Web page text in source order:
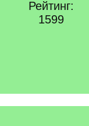
Рейтинг:
1599